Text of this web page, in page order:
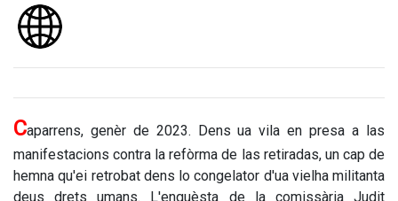
Caparrens, genèr de 2023. Dens ua vila en presa a las
manifestacions contra la refòrma de las retiradas, un cap de
hemna qu'ei retrobat dens lo congelator d'ua vielha militanta
deus drets umans. L'enquèsta de la comissària Judit